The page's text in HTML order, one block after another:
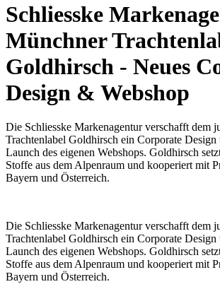
Schliesske
Münchner
Goldhirsch - Neues
Design & Webshop
Die Schliesske Markenagentur verschafft dem
Trachtenlabel Goldhirsch ein Corporate Design
Launch des eigenen Webshops. Goldhirsch
Stoffe aus dem Alpenraum und kooperiert mit
Bayern und Österreich.
Die Schliesske Markenagentur verschafft dem
Trachtenlabel Goldhirsch ein Corporate Design
Launch des eigenen Webshops. Goldhirsch
Stoffe aus dem Alpenraum und kooperiert mit
Bayern und Österreich.